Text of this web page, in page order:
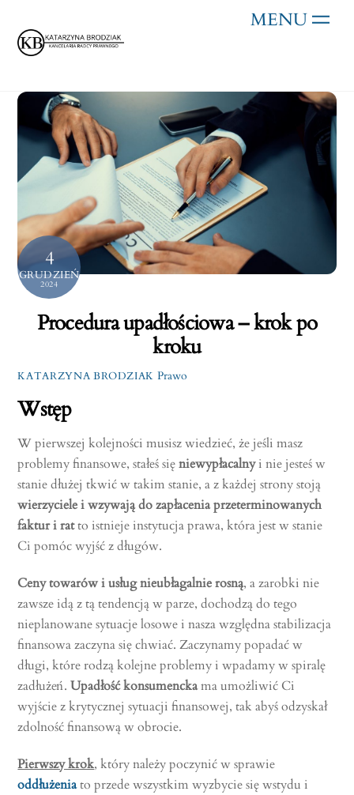
content
4
GRUDZIEŃ
2024
Procedura upadłościowa – krok po
kroku
KATARZYNA BRODZIAK Prawo
Wstęp
W pierwszej kolejności musisz wiedzieć, że jeśli masz
problemy finansowe, stałeś sięniewypłacalnyi nie jesteś w
stanie dłużej tkwić w takim stanie, a z każdej strony stoją
wierzyciele i wzywają do zapłacenia przeterminowanych
faktur i ratto istnieje instytucja prawa, która jest w stanie
Ci pomóc wyjść z długów.
Ceny towarów i usług nieubłagalnie rosną, a zarobki nie
zawsze idą z tą tendencją w parze, dochodzą do tego
nieplanowane sytuacje losowe i nasza względna stabilizacja
finansowa zaczyna się chwiać. Zaczynamy popadać w
długi, które rodzą kolejne problemy i wpadamy w spiralę
zadłużeń.Upadłość konsumenckama umożliwić Ci
wyjście z krytycznej sytuacji finansowej, tak abyś odzyskał
zdolność finansową w obrocie.
Pierwszy krok, który należy poczynić w sprawie
oddłużeniato przede wszystkim wyzbycie się wstydu i